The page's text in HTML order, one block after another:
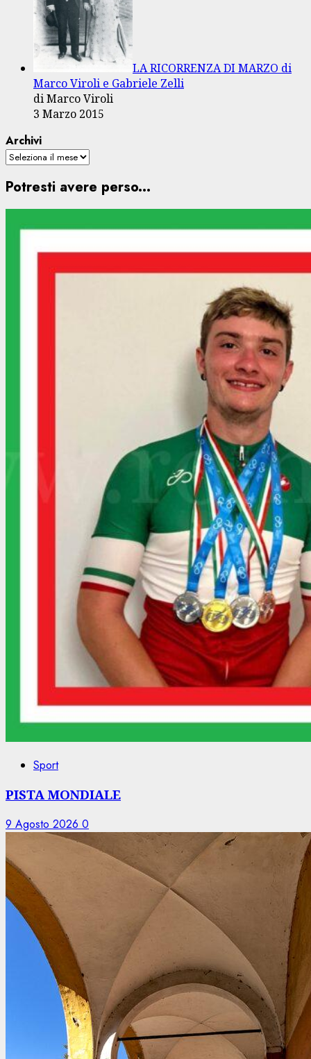
LA RICORRENZA DI MARZO di
Marco Viroli e Gabriele Zelli
di Marco Viroli
3 Marzo 2015
Archivi
Potresti avere perso...
Sport
PISTA MONDIALE
9 Agosto 2026 0